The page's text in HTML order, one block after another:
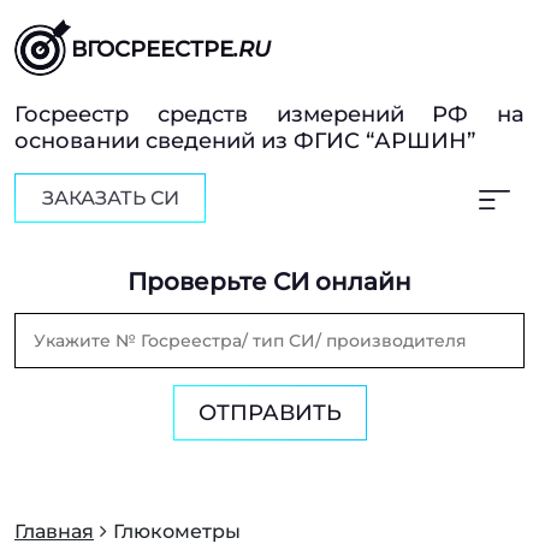
ВГОСРЕЕСТРЕ.RU
Госреестр средств измерений РФ на
основании сведений из ФГИС “АРШИН”
ЗАКАЗАТЬ СИ
Проверьте СИ онлайн
ОТПРАВИТЬ
Главная Глюкометры